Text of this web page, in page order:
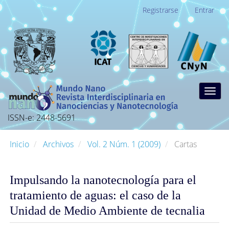
Navegación
principal
Contenido
principal
Barra
lateral
Registrarse Entrar
ISSN-e: 2448-5691
Inicio Archivos Vol. 2 Núm. 1 (2009) Cartas
Impulsando la nanotecnología para el
tratamiento de aguas: el caso de la
Unidad de Medio Ambiente de tecnalia